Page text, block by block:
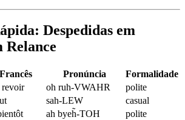
Despedidas em
Relance
Francês Pronúncia
Formalidade
oh ruh-VWAHR
polite
sah-LEW
casual
ah byeh̃-TOH
polite